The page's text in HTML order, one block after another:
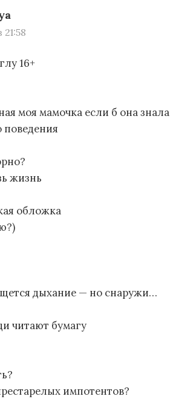
16+
моя мамочка если б она
поведения
жизнь
обложка
дыхание — но снаружи…
читают бумагу
импотентов?